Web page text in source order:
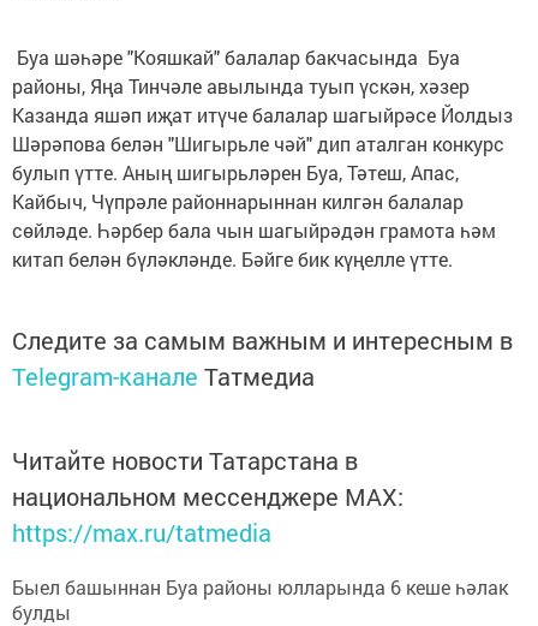
Буа шәһәре "Кояшкай" балалар бакчасында Буа
районы, Яңа Тинчәле авылында туып үскән, хәзер
Казанда яшәп иҗат итүче балалар шагыйрәсе Йолдыз
Шәрәпова белән "Шигырьле чәй" дип аталган конкурс
булып үтте. Аның шигырьләрен Буа, Тәтеш, Апас,
Кайбыч, Чүпрәле районнарыннан килгән балалар
сөйләде. Һәрбер бала чын шагыйрәдән грамота һәм
китап белән бүләкләнде. Бәйге бик күңелле үтте.
Следите за самым важным и интересным в
Telegram-канале Татмедиа
Читайте новости Татарстана в
национальном мессенджере MАХ:
https://max.ru/tatmedia
Быел башыннан Буа районы юлларында 6 кеше һәлак
булды